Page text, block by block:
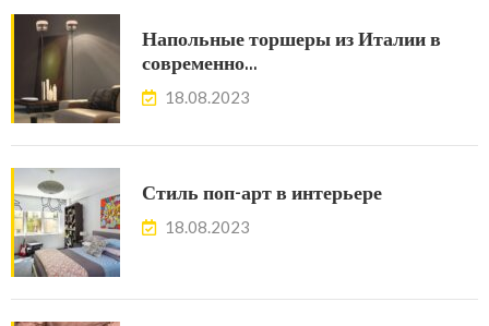
Напольные торшеры из Италии в
современно…
18.08.2023
Стиль поп-арт в интерьере
18.08.2023